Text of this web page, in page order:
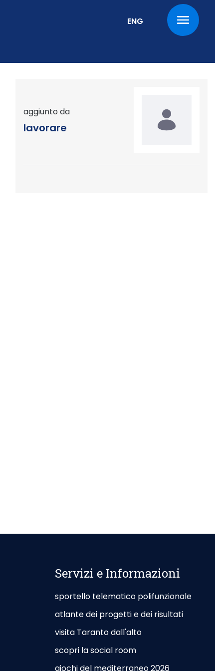
Cambia la lingua
ENG
aggiunto da
lavorare
Servizi e Informazioni
sportello telematico polifunzionale
atlante dei progetti e dei risultati
visita Taranto dall'alto
scopri la social room
giochi del mediterraneo 2026